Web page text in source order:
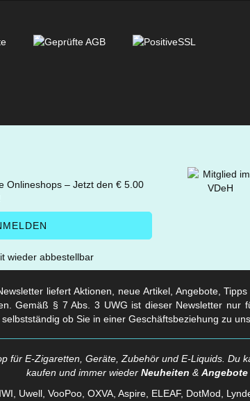
Onlineshops – Jetzt den € 5.00
wieder abbestellbar
liefert Aktionen, neue Artikel, Angebote,
Gemäß § 7 Abs. 3 UWG ist dieser Newsletter nur
ob Sie in einer Geschäftsbeziehung zu
für E-Zigaretten, Geräte, Zubehör und E-Liquids. Du
kaufen und immer wieder Neuheiten & Angebote